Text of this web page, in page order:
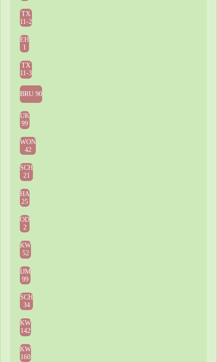
TX
11-2
EH
1
TX
11-3
BRU 90
UK
99
WON
42
SCH
21
HA
25
OD
2
KW
52
IJM
99
SCH
34
KW
142
KW
160